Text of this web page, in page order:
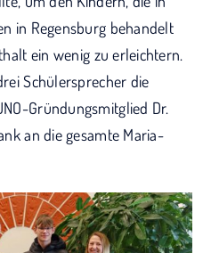
in Regensburg behandelt
ein wenig zu erleichtern.
Schülersprecher die
Gründungsmitglied Dr.
an die gesamte Maria-